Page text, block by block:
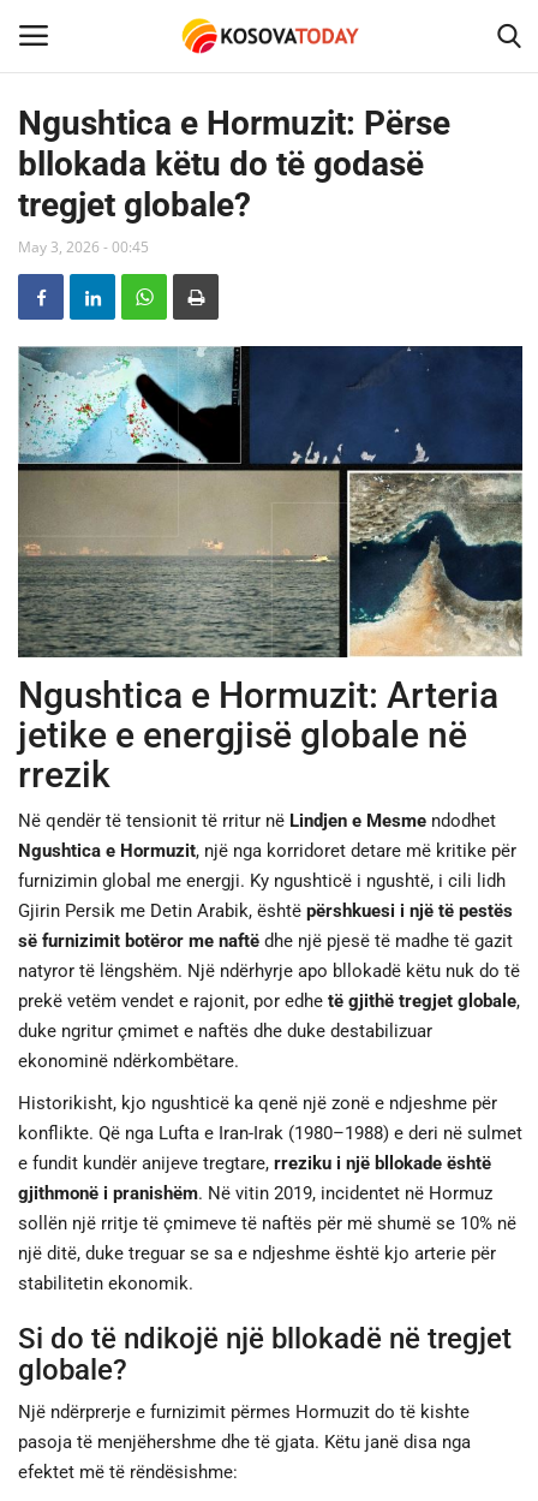
Home
KOSOVA
SHQIPERIA
MAQEDONIA
SHOWBIZ
BOTA
TECH
JETA
SPORTI
SHENDETI
Ngushtica e Hormuzit: Përse
bllokada këtu do të godasë
tregjet globale?
May 3, 2026 - 00:45
Ngushtica e Hormuzit: Arteria
jetike e energjisë globale në
rrezik
Në qendër të tensionit të rritur në Lindjen e Mesme ndodhet
Ngushtica e Hormuzit, një nga korridoret detare më kritike për
furnizimin global me energji. Ky ngushticë i ngushtë, i cili lidh
Gjirin Persik me Detin Arabik, është përshkuesi i një të pestës
së furnizimit botëror me naftë dhe një pjesë të madhe të gazit
natyror të lëngshëm. Një ndërhyrje apo bllokadë këtu nuk do të
prekë vetëm vendet e rajonit, por edhe të gjithë tregjet globale,
duke ngritur çmimet e naftës dhe duke destabilizuar
ekonominë ndërkombëtare.
Historikisht, kjo ngushticë ka qenë një zonë e ndjeshme për
konflikte. Që nga Lufta e Iran-Irak (1980–1988) e deri në sulmet
e fundit kundër anijeve tregtare, rreziku i një bllokade është
gjithmonë i pranishëm. Në vitin 2019, incidentet në Hormuz
sollën një rritje të çmimeve të naftës për më shumë se 10% në
një ditë, duke treguar se sa e ndjeshme është kjo arterie për
stabilitetin ekonomik.
Si do të ndikojë një bllokadë në tregjet
globale?
Një ndërprerje e furnizimit përmes Hormuzit do të kishte
pasoja të menjëhershme dhe të gjata. Këtu janë disa nga
efektet më të rëndësishme: